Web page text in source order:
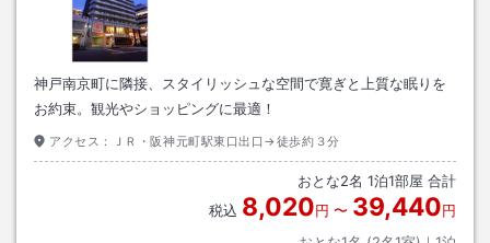
神戸南京町に隣接、スタイリッシュな空間で寛ぎと上質な眠りを
お約束。観光やショッピングに最適！
アクセス： ＪＲ・阪神元町駅東口出口→徒歩約３分
おとな2名 1泊1部屋 合計
税込 8,020円 〜 39,440円